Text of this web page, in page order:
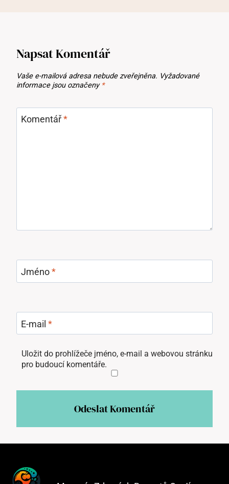
Napsat Komentář
Vaše e-mailová adresa nebude zveřejněna. Vyžadované
informace jsou označeny *
Komentář*
Jméno*
E-mail *
Uložit do prohlížeče jméno, e-mail a webovou stránku
pro budoucí komentáře.